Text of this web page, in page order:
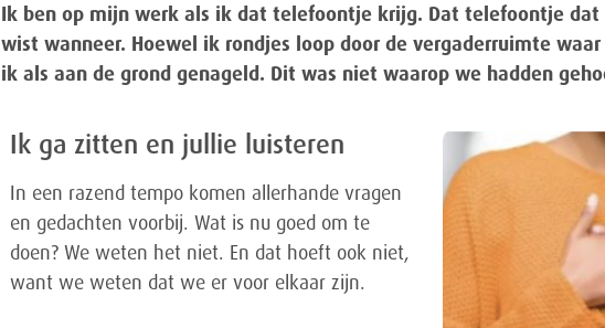
Ik ben op mijn werk als ik dat telefoontje krijg. Dat telefoontje
wist wanneer. Hoewel ik rondjes loop door de vergaderruimte
ik als aan de grond genageld. Dit was niet waarop we hadden
Ik ga zitten en jullie luisteren
In een razend tempo komen allerhande vragen
en gedachten voorbij. Wat is nu goed om te
doen? We weten het niet. En dat hoeft ook niet,
want we weten dat we er voor elkaar zijn.